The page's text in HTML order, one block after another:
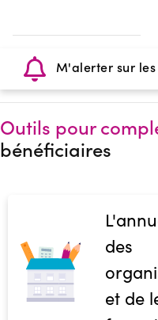
M'alerter sur les
Outils pour
bénéficiaires
des
et de